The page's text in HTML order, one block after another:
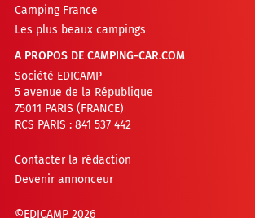
Camping France
Les plus beaux campings
A PROPOS DE CAMPING-CAR.COM
Société EDICAMP
5 avenue de la République
75011 PARIS (FRANCE)
RCS PARIS : 841 537 442
Contacter la rédaction
Devenir annonceur
©EDICAMP 2026